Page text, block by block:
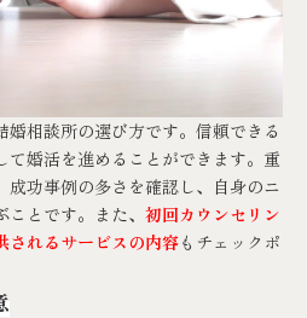
相談所の選び方です。信頼できる
て婚活を進めることができます。重
成功事例の多さを確認し、自身のニ
とです。また、 初回カウンセリン
されるサービスの内容もチェックポ